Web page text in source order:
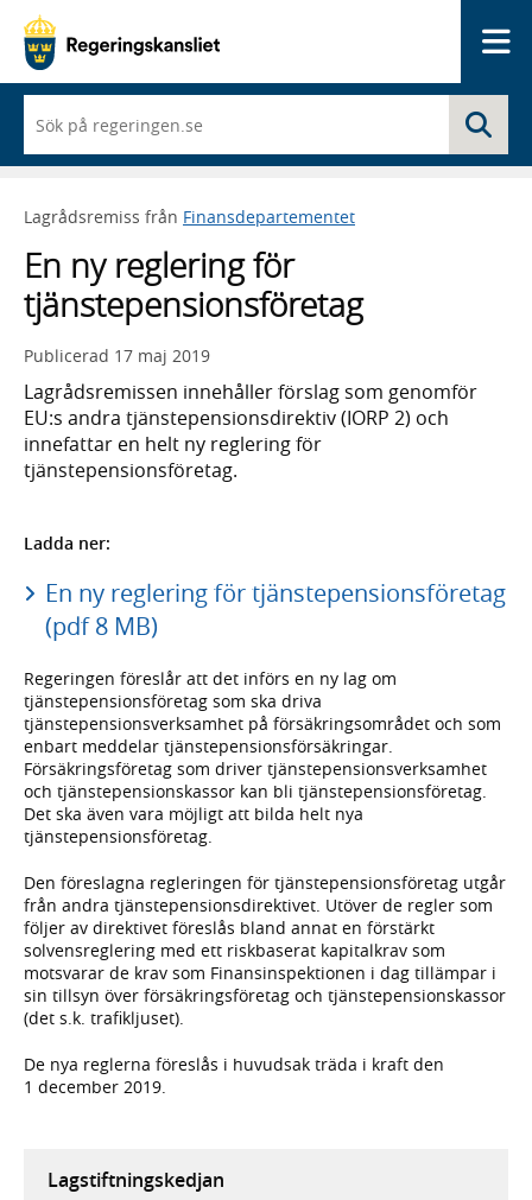
du
börjar
skriva
framträder
lista
med
sökförslag
Lagrådsremiss från Finansdepartementet
En ny reglering för
tjänstepensionsföretag
Publicerad 17 maj 2019
Lagrådsremissen innehåller förslag som genomför
EU:s andra tjänstepensionsdirektiv (IORP 2) och
innefattar en helt ny reglering för
tjänstepensionsföretag.
Ladda ner:
En ny reglering för tjänstepensionsföretag
(pdf 8 MB)
Regeringen föreslår att det införs en ny lag om
tjänstepensionsföretag som ska driva
tjänstepensionsverksamhet på försäkringsområdet och som
enbart meddelar tjänstepensionsförsäkringar.
Försäkringsföretag som driver tjänste­pensionsverksamhet
och tjänstepensionskassor kan bli tjänstepensions­företag.
Det ska även vara möjligt att bilda helt nya
tjänstepensionsföretag.
Den föreslagna regleringen för tjänstepensionsföretag utgår
från andra tjänstepensionsdirektivet. Utöver de regler som
följer av direktivet föreslås bland annat en förstärkt
solvensreglering med ett riskbaserat kapitalkrav som
motsvarar de krav som Finansinspektionen i dag tillämpar i
sin tillsyn över försäkringsföretag och tjänstepensionskassor
(det s.k. trafikljuset).
De nya reglerna föreslås i huvudsak träda i kraft den
1 december 2019.
Lagstiftningskedjan